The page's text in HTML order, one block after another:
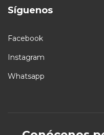
Síguenos
Facebook
Instagram
Whatsapp